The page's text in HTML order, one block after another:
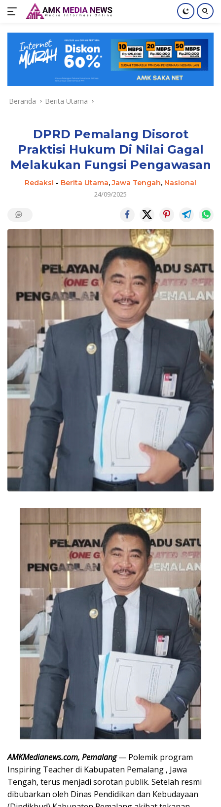
konten
Beranda Berita Utama
DPRD Pemalang Disorot
Praktisi Hukum Di Nilai Gagal
Melakukan Fungsi Pengawasan
Redaksi - Berita Utama,Jawa Tengah, Nasional
24/09/2025
AMKMedianews.com, Pemalang— Polemik program
Inspiring Teacher di Kabupaten Pemalang , Jawa
Tengah, terus menjadi sorotan publik. Setelah resmi
dibubarkan oleh Dinas Pendidikan dan Kebudayaan